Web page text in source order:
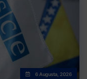
6 Augusta, 2026